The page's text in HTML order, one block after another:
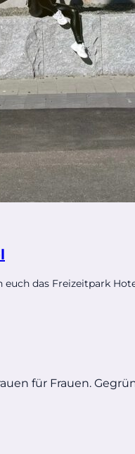
das Freizeitpark
für Frauen.